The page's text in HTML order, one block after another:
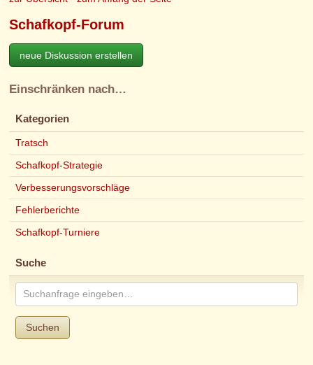
Schafkopf-Forum
neue Diskussion erstellen
Einschränken nach…
Kategorien
Tratsch
Schafkopf-Strategie
Verbesserungsvorschläge
Fehlerberichte
Schafkopf-Turniere
Suche
Suchen